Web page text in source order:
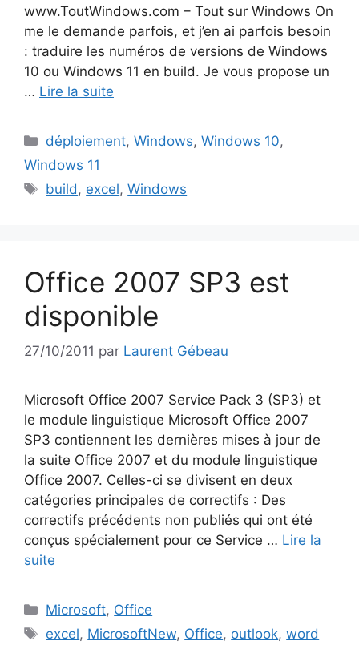
www.ToutWindows.com – Tout sur Windows On
me le demande parfois, et j’en ai parfois besoin
: traduire les numéros de versions de Windows
10 ou Windows 11 en build. Je vous propose un
… Lire la suite
Catégories
déploiement,Windows,Windows 10,
Windows 11
Étiquettes
build , excel,Windows
Office 2007 SP3 est
disponible
27/10/2011 par Laurent Gébeau
Microsoft Office 2007 Service Pack 3 (SP3) et
le module linguistique Microsoft Office 2007
SP3 contiennent les dernières mises à jour de
la suite Office 2007 et du module linguistique
Office 2007. Celles-ci se divisent en deux
catégories principales de correctifs : Des
correctifs précédents non publiés qui ont été
conçus spécialement pour ce Service … Lire la
suite
Catégories
Microsoft, Office
Étiquettes
excel, MicrosoftNew, Office, outlook,word